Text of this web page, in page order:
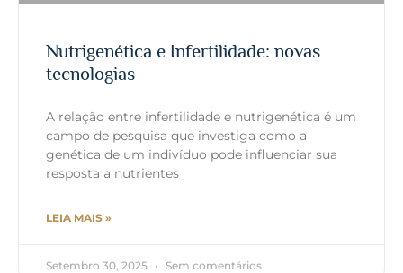
Nutrigenética e Infertilidade: novas
tecnologias
A relação entre infertilidade e nutrigenética é um
campo de pesquisa que investiga como a
genética de um indivíduo pode influenciar sua
resposta a nutrientes
LEIA MAIS »
Setembro 30, 2025 Sem comentários